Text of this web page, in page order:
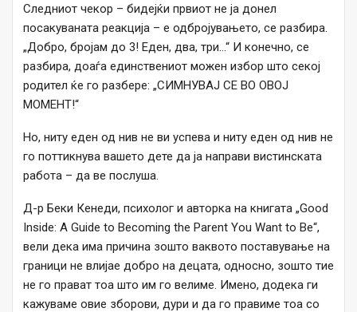
Следниот чекор – бидејќи првиот не ја донел
посакуваната реакција – е одбројувањето, се разбира.
„Добро, бројам до 3! Еден, два, три…“ И конечно, се
разбира, доаѓа единствениот можен избор што секој
родител ќе го разбере: „СИМНУВАЈ СЕ ВО ОВОЈ
МОМЕНТ!“
Но, ниту еден од нив не ви успева и ниту еден од нив не
го поттикнува вашето дете да ја направи вистинската
работа – да ве послуша.
Д-р Беки Кенеди, психолог и авторка на книгата „Good
Inside: A Guide to Becoming the Parent You Want to Be“,
вели дека има причина зошто ваквото поставување на
граници не влијае добро на децата, односно, зошто тие
не го прават тоа што им го велиме. Имено, додека ги
кажуваме овие зборови, дури и да го правиме тоа со